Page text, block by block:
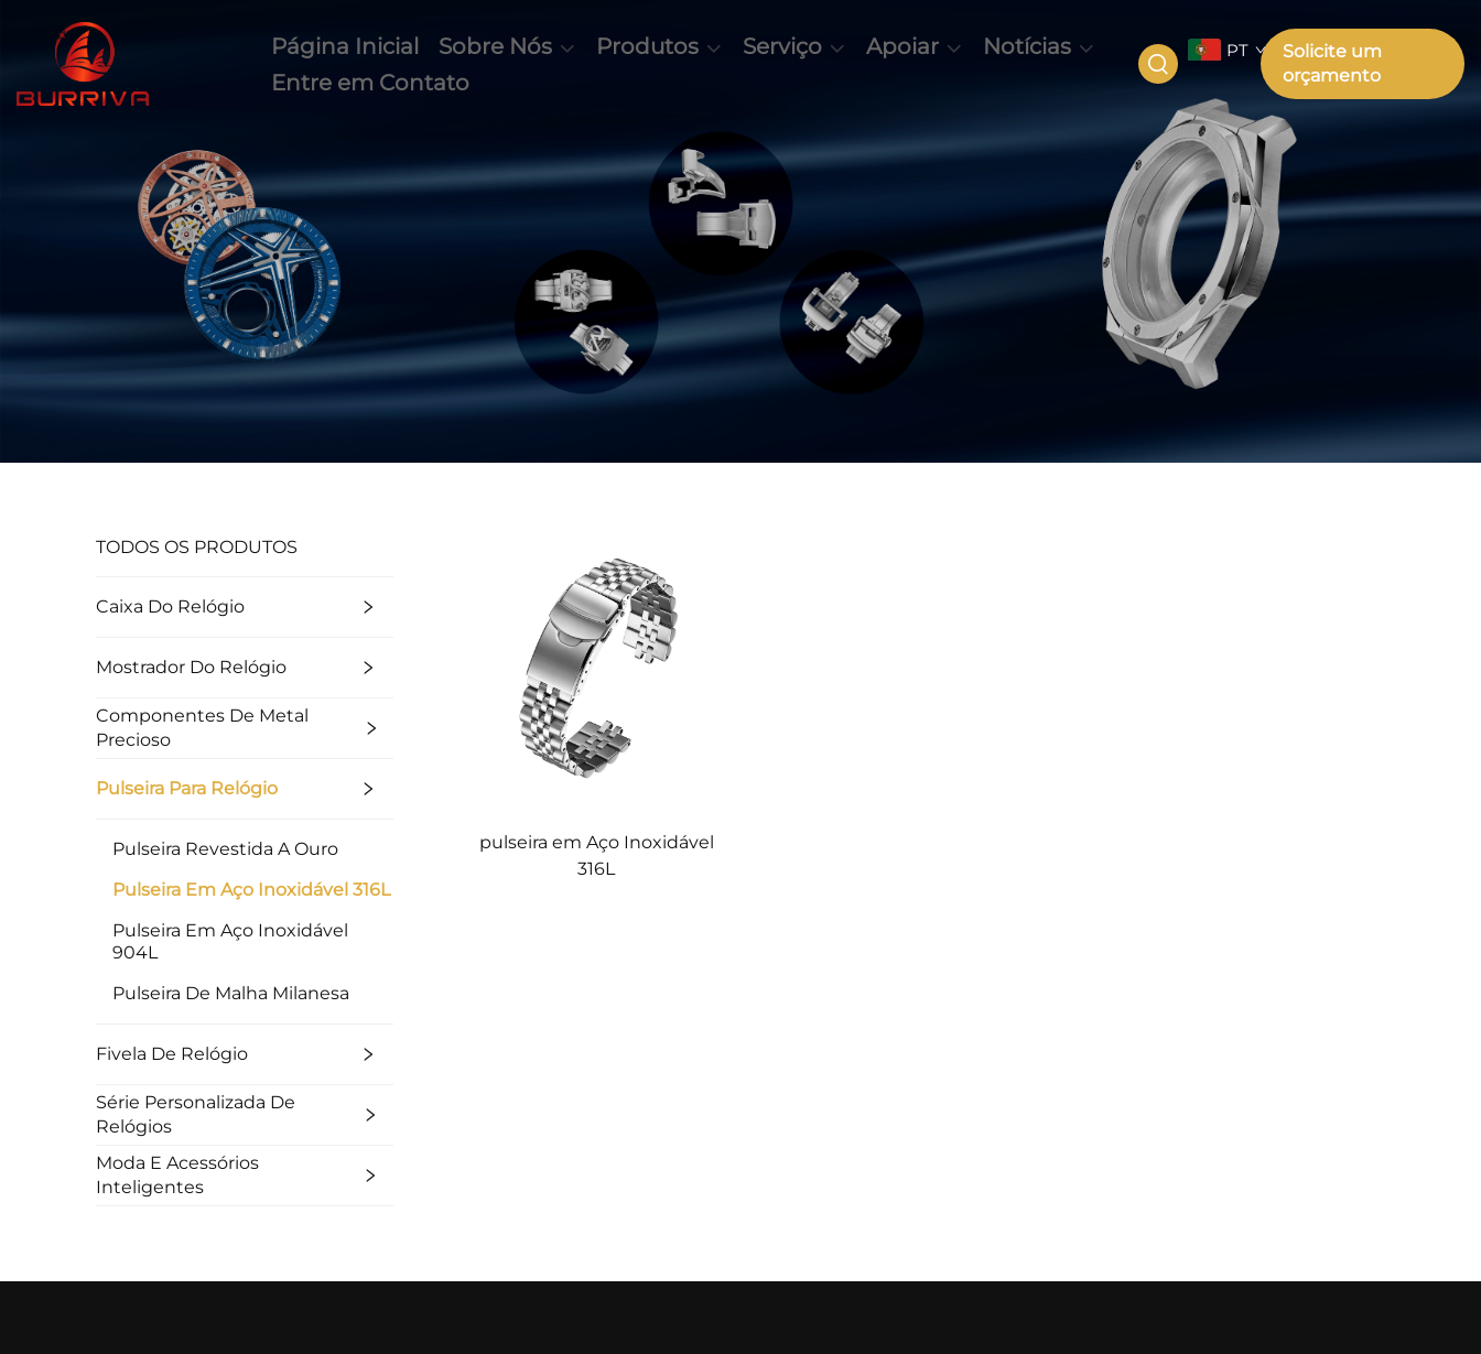
Página Inicial Sobre Nós Produtos Serviço Apoiar
Notícias
Entre em Contato
PT
Solicite um
orçamento
TODOS OS PRODUTOS
Caixa Do Relógio
Mostrador Do Relógio
Componentes De Metal
Precioso
Pulseira Para Relógio
Pulseira Revestida A Ouro
Pulseira Em Aço Inoxidável 316L
Pulseira Em Aço Inoxidável
904L
Pulseira De Malha Milanesa
Fivela De Relógio
Série Personalizada De
Relógios
Moda E Acessórios
Inteligentes
pulseira em Aço Inoxidável
316L